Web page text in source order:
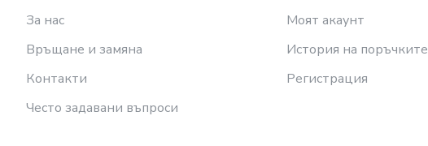
За нас
Връщане и замяна
Контакти
Често задавани въпроси
Моят акаунт
История на поръчките
Регистрация